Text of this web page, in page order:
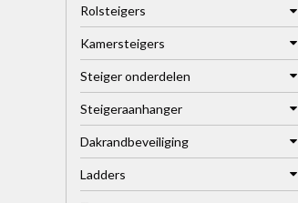
Rolsteigers
Kamersteigers
Steiger onderdelen
Steigeraanhanger
Dakrandbeveiliging
Ladders